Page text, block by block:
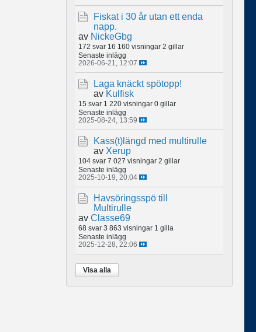
Fiskat i 30 år utan ett enda
napp.
av NickeGbg
172 svar 16 160 visningar 2 gillar
Senaste inlägg
2026-06-21, 12:07
Laga knäckt spötopp!
av Kulfisk
15 svar 1 220 visningar 0 gillar
Senaste inlägg
2025-08-24, 13:59
Kass(t)längd med multirulle
av Xerup
104 svar 7 027 visningar 2 gillar
Senaste inlägg
2025-10-19, 20:04
Havsöringsspö till
Multirulle
av Classe69
68 svar 3 863 visningar 1 gilla
Senaste inlägg
2025-12-28, 22:06
Visa alla